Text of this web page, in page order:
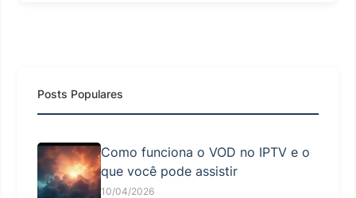
Posts Populares
Como funciona o VOD no IPTV e o
que você pode assistir
10/04/2026